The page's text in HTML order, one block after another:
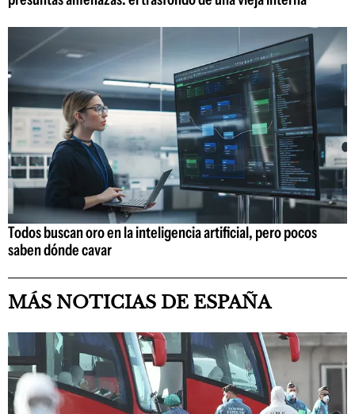
Todos buscan oro en la inteligencia artificial, pero pocos
saben dónde cavar
MÁS NOTICIAS DE ESPAÑA